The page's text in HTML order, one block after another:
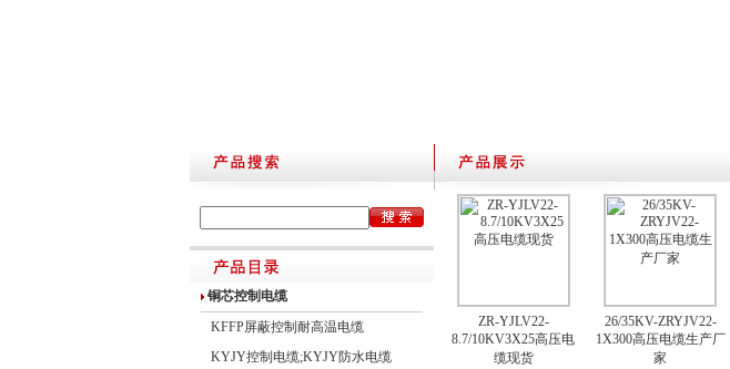
铜芯控制电缆
KFFP屏蔽控制耐高温电缆
KYJY控制电缆;KYJY防水电缆
ZR-YJLV22-
8.7/10KV3X25高压电
缆现货
26/35KV-ZRYJV22-
1X300高压电缆生产厂
家